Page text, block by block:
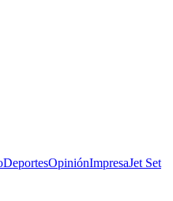
DeportesOpiniónImpresaJet Set